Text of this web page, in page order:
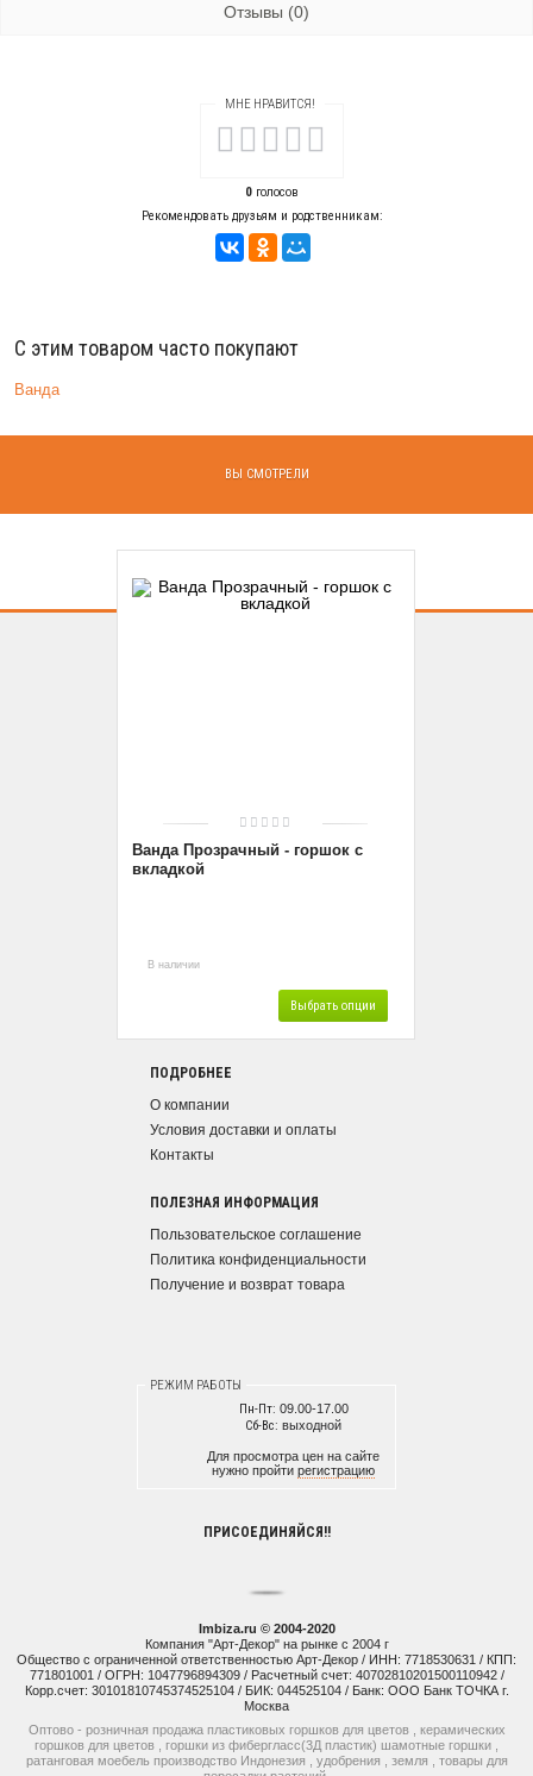
Отзывы (0)
МНЕ НРАВИТСЯ!
0голосов
Рекомендовать друзьям и родственникам:
С этим товаром часто покупают
Ванда
ВЫ СМОТРЕЛИ
Ванда Прозрачный - горшок с
вкладкой
В наличии
Выбрать опции
ПОДРОБНЕЕ
О компании
Условия доставки и оплаты
Контакты
ПОЛЕЗНАЯ ИНФОРМАЦИЯ
Пользовательское соглашение
Политика конфиденциальности
Получение и возврат товара
РЕЖИМ РАБОТЫ
Пн-Пт: 09.00-17.00
Сб-Вс: выходной
Для просмотра цен на сайте
нужно пройти регистрацию
ПРИСОЕДИНЯЙСЯ!!
Imbiza.ru © 2004-2020
Компания "Арт-Декор" на рынке с 2004 г
Общество с ограниченной ответственностью Арт-Декор / ИНН: 7718530631 / КПП:
771801001 / ОГРН: 1047796894309 / Расчетный счет: 40702810201500110942 /
Корр.счет: 30101810745374525104 / БИК: 044525104 / Банк: ООО Банк ТОЧКА г.
Москва
Оптово - розничная продажа пластиковых горшков для цветов , керамических
горшков для цветов , горшки из фибергласс(3Д пластик) шамотные горшки ,
ратанговая моебель производство Индонезия , удобрения , земля , товары для